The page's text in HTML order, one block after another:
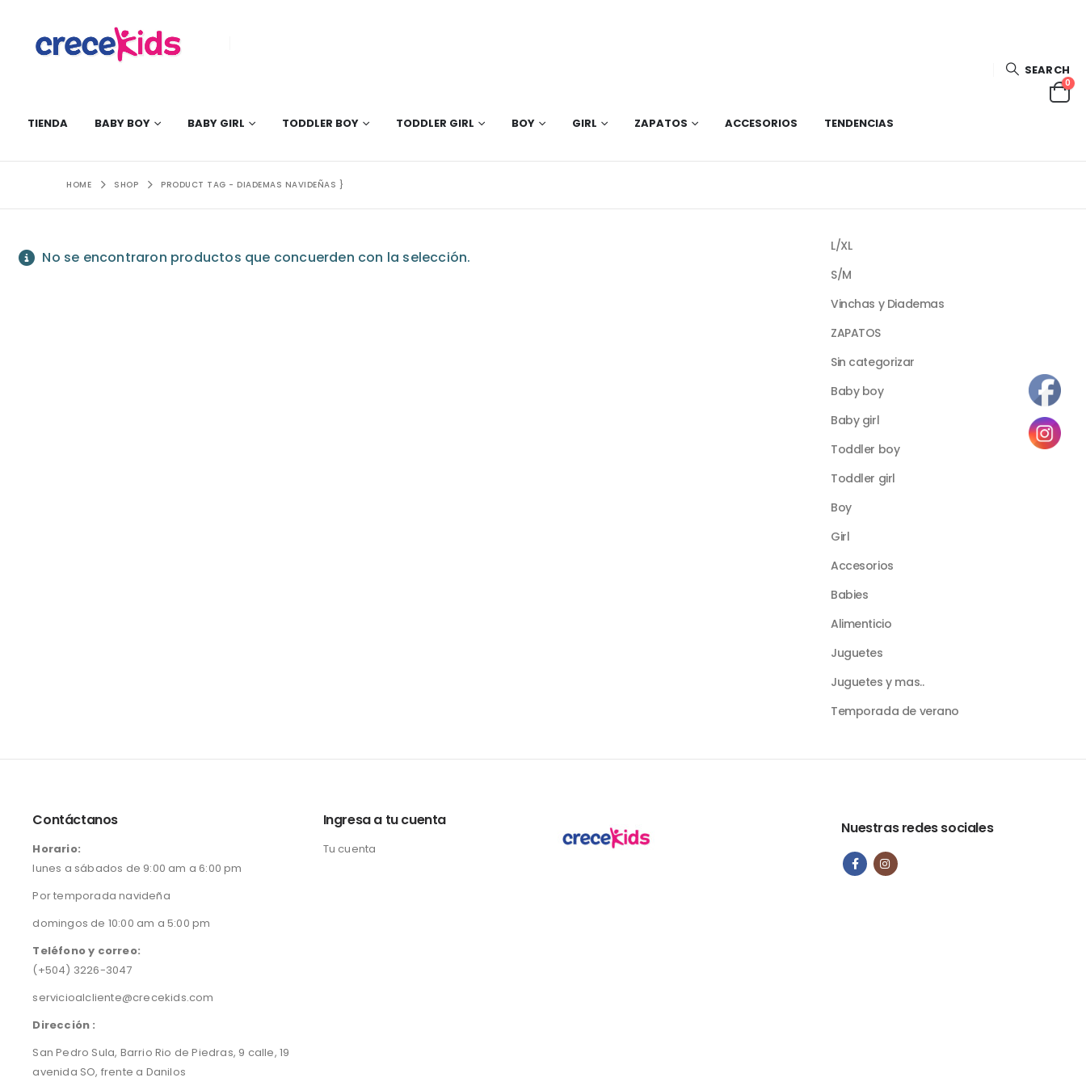
TIENDA BABY BOY BABY GIRL TODDLER BOY TODDLER GIRL BOY GIRL ZAPATOS ACCESORIOS TENDENCIAS
SEARCH
0
HOME SHOP PRODUCT TAG -DIADEMAS NAVIDEÑAS }
No se encontraron productos que concuerden con la selección.
L/XL
S/M
Vinchas y Diademas
ZAPATOS
Sin categorizar
Baby boy
Baby girl
Toddler boy
Toddler girl
Boy
Girl
Accesorios
Babies
Alimenticio
Juguetes
Juguetes y mas..
Temporada de verano
Contáctanos
Horario:
lunes a sábados de 9:00 am a 6:00 pm
Por temporada navideña
domingos de 10:00 am a 5:00 pm
Teléfono y correo:
(+504) 3226-3047
servicioalcliente@crecekids.com
Dirección :
San Pedro Sula, Barrio Rio de Piedras, 9 calle, 19
avenida SO, frente a Danilos
Ingresa a tu cuenta
Tu cuenta
Nuestras redes sociales